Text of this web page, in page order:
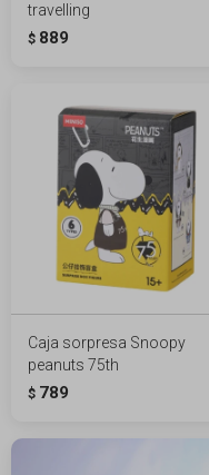
travelling
$ 889
Caja sorpresa Snoopy
peanuts 75th
$ 789